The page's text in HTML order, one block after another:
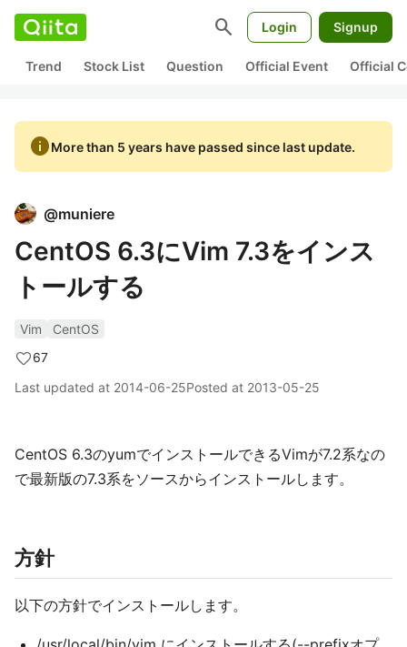
search Login Signup
Trend Stock List Question Official Event Official
infoMore than 5 years have passed since last update.
@muniere
CentOS 6.3にVim 7.3をインス
トールする
Vim
CentOS
67
Last updated at 2014-06-25Posted at 2013-05-25
CentOS 6.3のyumでインストールできるVimが7.2系なの
で最新版の7.3系をソースからインストールします。
方針
以下の方針でインストールします。